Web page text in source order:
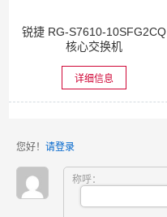
锐捷 RG-S7610-10SFG2CQ
核心交换机
详细信息
您好！ 请登录
称呼：